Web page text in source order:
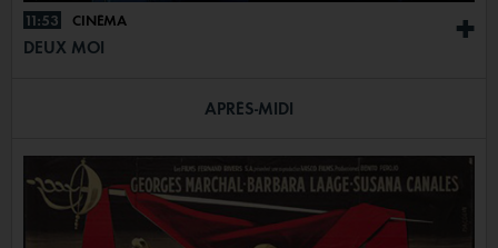
+
11:53 CINÉMA
DEUX MOI
APRÈS-MIDI